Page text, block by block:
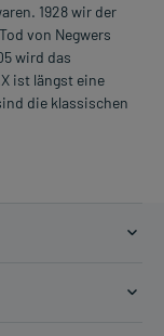
1928 wir der
von Negwers
wird das
ist längst eine
die klassischen